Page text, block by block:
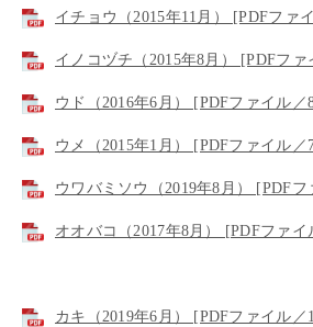
イチョウ（2015年11月） [PDFファ
イノコヅチ（2015年8月） [PDFファ
ウド（2016年6月） [PDFファイル／
ウメ（2015年1月） [PDFファイル／
ウワバミソウ（2019年8月） [PDFフ
オオバコ（2017年8月） [PDFファイ
カキ（2019年6月） [PDFファイル／